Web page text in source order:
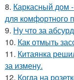
8. Каркасный дом
для комфортного
9. Ну что за
10. Как отмыть
11. Китаянка
за измену.
12. Когда на